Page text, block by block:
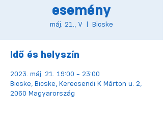
esemény
máj. 21., V Bicske
Idő és helyszín
2023. máj. 21. 19:00 – 23:00
Bicske, Bicske, Kerecsendi K Márton u. 2,
2060 Magyarország